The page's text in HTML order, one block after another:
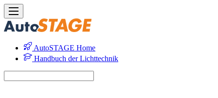
AutoSTAGE Home
Handbuch der Lichttechnik